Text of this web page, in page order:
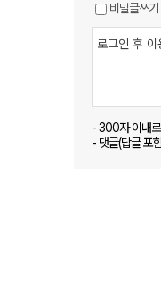
비밀글쓰기
- 300자 이내
- 댓글(답글 포